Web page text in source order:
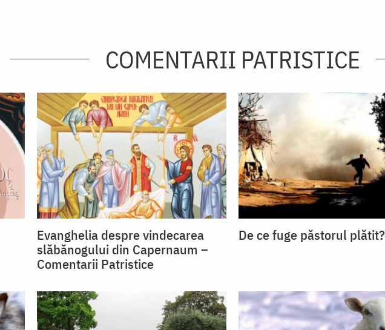
COMENTARII PATRISTICE
Evanghelia despre vindecarea
slăbănogului din Capernaum –
Comentarii Patristice
De ce fuge păstorul plătit?